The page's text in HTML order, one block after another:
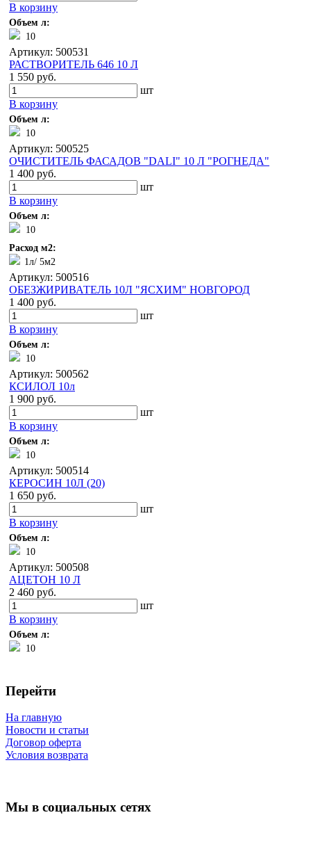
В корзину
Объем л:
10
Артикул: 500531
РАСТВОРИТЕЛЬ 646 10 Л
1 550 руб.
шт
В корзину
Объем л:
10
Артикул: 500525
ОЧИСТИТЕЛЬ ФАСАДОВ "DALI" 10 Л "РОГНЕДА"
1 400 руб.
шт
В корзину
Объем л:
10
Расход м2:
1л/ 5м2
Артикул: 500516
ОБЕЗЖИРИВАТЕЛЬ 10Л "ЯСХИМ" НОВГОРОД
1 400 руб.
шт
В корзину
Объем л:
10
Артикул: 500562
КСИЛОЛ 10л
1 900 руб.
шт
В корзину
Объем л:
10
Артикул: 500514
КЕРОСИН 10Л (20)
1 650 руб.
шт
В корзину
Объем л:
10
Артикул: 500508
АЦЕТОН 10 Л
2 460 руб.
шт
В корзину
Объем л:
10
Перейти
На главную
Новости и статьи
Договор оферта
Условия возврата
Мы в социальных сетях